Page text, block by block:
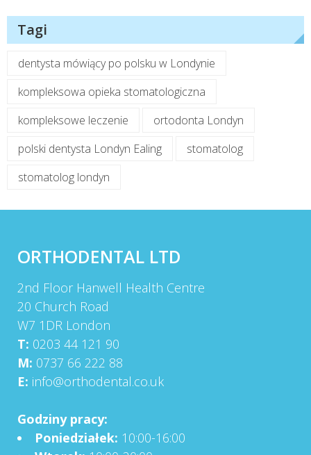
Tagi
dentysta mówiący po polsku w Londynie
kompleksowa opieka stomatologiczna
kompleksowe leczenie
ortodonta Londyn
polski dentysta Londyn Ealing
stomatolog
stomatolog londyn
ORTHODENTAL LTD
2nd Floor Hanwell Health Centre
20 Church Road
W7 1DR London
T: 0203 44 121 90
M: 0737 66 222 88
E: info@orthodental.co.uk
Godziny pracy:
Poniedziałek: 10:00-16:00